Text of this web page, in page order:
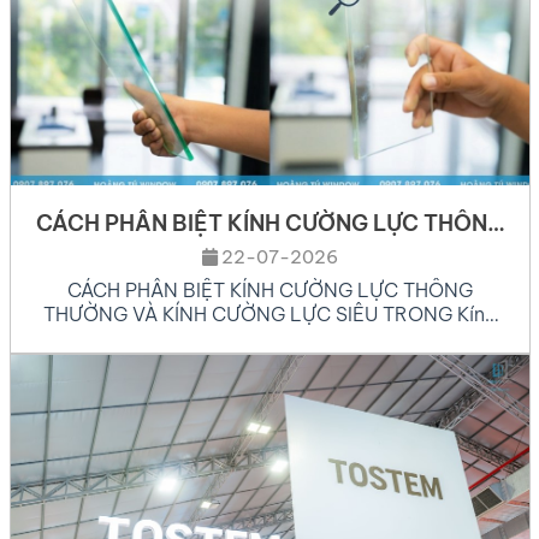
CÁCH PHÂN BIỆT KÍNH CƯỜNG LỰC THÔNG
THƯỜNG VÀ KÍNH CƯỜNG LỰC SIÊU TRONG
22-07-2026
CÁCH PHÂN BIỆT KÍNH CƯỜNG LỰC THÔNG
THƯỜNG VÀ KÍNH CƯỜNG LỰC SIÊU TRONG Kính
đóng vai trò then chốt trong ngành kiến trúc và nội
thất hiện đại. Nhờ khả năng chịu lực vượt trội, tính
an toàn cao cùng tính thẩm mỹ hiện […]